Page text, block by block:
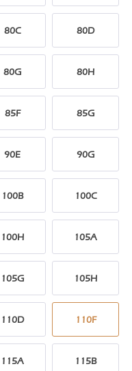
80C 80D
80G 80H
85F 85G
90E 90G
100B 100C
100H 105A
105G 105H
110D 110F
115A 115B